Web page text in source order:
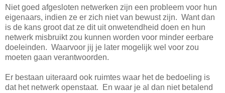
Niet goed afgesloten netwerken zijn een probleem voor hun
eigenaars, indien ze er zich niet van bewust zijn. Want dan
is de kans groot dat ze dit uit onwetendheid doen en hun
netwerk misbruikt zou kunnen worden voor minder eerbare
doeleinden. Waarvoor jij je later mogelijk wel voor zou
moeten gaan verantwoorden.
Er bestaan uiteraard ook ruimtes waar het de bedoeling is
dat het netwerk openstaat. En waar je al dan niet betalend